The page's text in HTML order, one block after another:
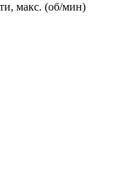
макс. (об/мин)